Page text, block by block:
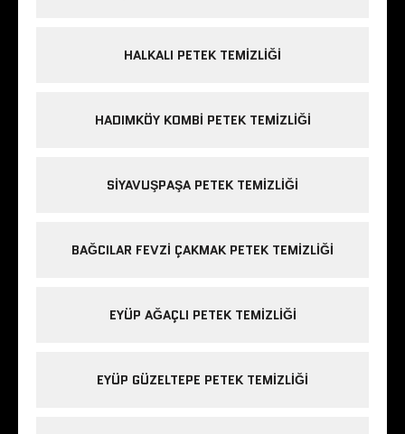
HALKALI PETEK TEMIZLIĞI
HADIMKÖY KOMBI PETEK TEMIZLIĞI
SIYAVUŞPAŞA PETEK TEMIZLIĞI
BAĞCILAR FEVZI ÇAKMAK PETEK TEMIZLIĞI
EYÜP AĞAÇLI PETEK TEMIZLIĞI
EYÜP GÜZELTEPE PETEK TEMIZLIĞI